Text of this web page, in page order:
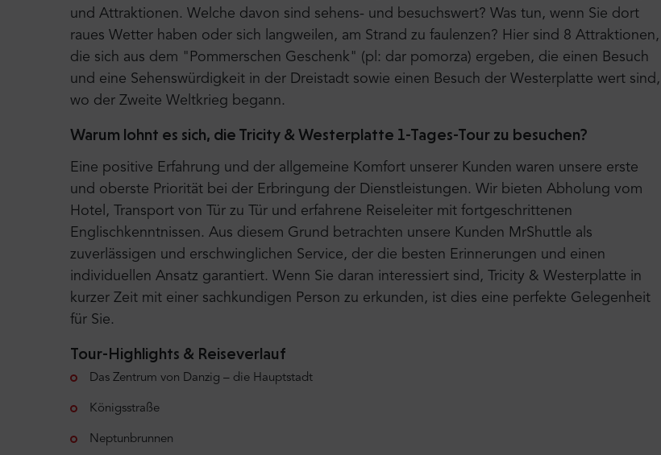
und Attraktionen. Welche davon sind sehens- und besuchswert? Was tun, wenn Sie dort
raues Wetter haben oder sich langweilen, am Strand zu faulenzen? Hier sind 8 Attraktionen,
die sich aus dem "Pommerschen Geschenk" (pl: dar pomorza) ergeben, die einen Besuch
und eine Sehenswürdigkeit in der Dreistadt sowie einen Besuch der Westerplatte wert sind,
wo der Zweite Weltkrieg begann.
Warum lohnt es sich, die Tricity & Westerplatte 1-Tages-Tour zu besuchen?
Eine positive Erfahrung und der allgemeine Komfort unserer Kunden waren unsere erste
und oberste Priorität bei der Erbringung der Dienstleistungen. Wir bieten Abholung vom
Hotel, Transport von Tür zu Tür und erfahrene Reiseleiter mit fortgeschrittenen
Englischkenntnissen. Aus diesem Grund betrachten unsere Kunden MrShuttle als
zuverlässigen und erschwinglichen Service, der die besten Erinnerungen und einen
individuellen Ansatz garantiert. Wenn Sie daran interessiert sind, Tricity & Westerplatte in
kurzer Zeit mit einer sachkundigen Person zu erkunden, ist dies eine perfekte Gelegenheit
für Sie.
Tour-Highlights & Reiseverlauf
Das Zentrum von Danzig – die Hauptstadt
Königsstraße
Neptunbrunnen